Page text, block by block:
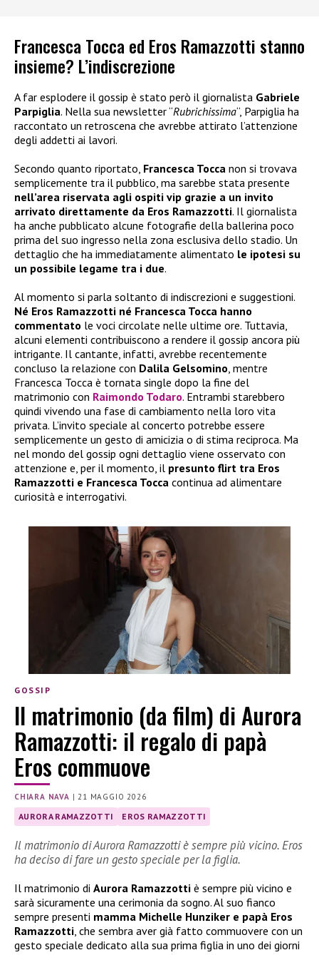
Francesca Tocca ed Eros Ramazzotti stanno
insieme? L’indiscrezione
A far esplodere il gossip è stato però il giornalista Gabriele
Parpiglia. Nella sua newsletter “Rubrichissima“, Parpiglia ha
raccontato un retroscena che avrebbe attirato l’attenzione
degli addetti ai lavori.
Secondo quanto riportato, Francesca Tocca non si trovava
semplicemente tra il pubblico, ma sarebbe stata presente
nell’area riservata agli ospiti vip grazie a un invito
arrivato direttamente da Eros Ramazzotti. Il giornalista
ha anche pubblicato alcune fotografie della ballerina poco
prima del suo ingresso nella zona esclusiva dello stadio. Un
dettaglio che ha immediatamente alimentato le ipotesi su
un possibile legame tra i due.
Al momento si parla soltanto di indiscrezioni e suggestioni.
Né Eros Ramazzotti né Francesca Tocca hanno
commentato le voci circolate nelle ultime ore. Tuttavia,
alcuni elementi contribuiscono a rendere il gossip ancora più
intrigante. Il cantante, infatti, avrebbe recentemente
concluso la relazione con Dalila Gelsomino , mentre
Francesca Tocca è tornata single dopo la fine del
matrimonio con Raimondo Todaro. Entrambi starebbero
quindi vivendo una fase di cambiamento nella loro vita
privata. L’invito speciale al concerto potrebbe essere
semplicemente un gesto di amicizia o di stima reciproca. Ma
nel mondo del gossip ogni dettaglio viene osservato con
attenzione e, per il momento, il presunto flirt tra Eros
Ramazzotti e Francesca Tocca continua ad alimentare
curiosità e interrogativi.
GOSSIP
Il matrimonio (da film) di Aurora
Ramazzotti: il regalo di papà
Eros commuove
CHIARA NAVA |21 MAGGIO 2026
AURORA RAMAZZOTTI EROS RAMAZZOTTI
Il matrimonio di Aurora Ramazzotti è sempre più vicino. Eros
ha deciso di fare un gesto speciale per la figlia.
Il matrimonio di Aurora Ramazzotti è sempre più vicino e
sarà sicuramente una cerimonia da sogno. Al suo fianco
sempre presenti mamma Michelle Hunziker e papà Eros
Ramazzotti , che sembra aver già fatto commuovere con un
gesto speciale dedicato alla sua prima figlia in uno dei giorni